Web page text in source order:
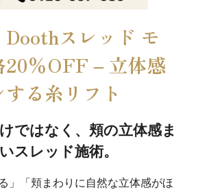
Doothスレッド モ
20％OFF – 立体感
る糸リフト
ではなく、頬の立体感ま
スレッド施術。
」「頬まわりに自然な立体感がほ